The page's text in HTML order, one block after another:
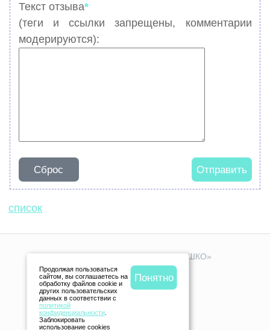
Текст отзыва*
(теги и ссылки запрещены, комментарии
модерируются):
Сброс Отправить
список
© 2005-Детский центр «СОЛНЫШКО»
+7 (925) 907-81-33
г. Королёв, ул.Исаева, д.7
Продолжая пользоваться
сайтом, вы соглашаетесь на
обработку файлов cookie и
других пользовательских
данных в соответствии с
политикой
конфиденциальности.
Заблокировать
использование cookies
Понятно